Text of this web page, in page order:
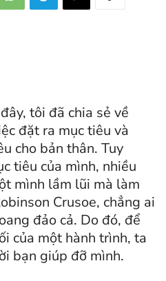
tôi đã chia sẻ về
đặt ra mục tiêu và
cho bản thân. Tuy
tiêu của mình, nhiều
mình lầm lũi mà làm
Crusoe, chẳng ai
đảo cả. Do đó, để
của một hành trình, ta
bạn giúp đỡ mình.